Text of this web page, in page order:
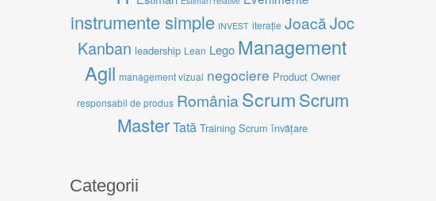
instrumente simple INVEST iterație JoacăJoc
Kanban leadership Lean Lego Management
Agil management vizual negociere Product Owner
responsabil de produs România ScrumScrum
MasterTată Training Scrum învățare
Categorii